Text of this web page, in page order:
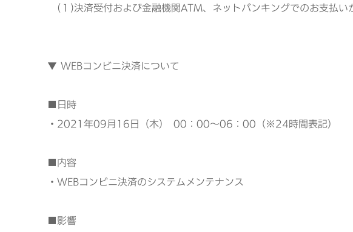
(１)決済受付および金融機関ATM、ネットバンキングでのお支払い
▼ WEBコンビニ決済について
■日時
・2021年09月16日（木） 00：00～06：00（※24時間表記）
■内容
・WEBコンビニ決済のシステムメンテナンス
■影響